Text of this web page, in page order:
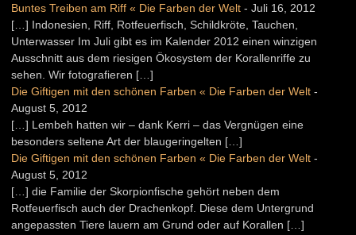
Buntes Treiben am Riff « Die Farben der Welt - Juli 16, 2012
[…] Indonesien, Riff, Rotfeuerfisch, Schildkröte, Tauchen,
Unterwasser Im Juli gibt es im Kalender 2012 einen winzigen
Ausschnitt aus dem riesigen Ökosystem der Korallenriffe zu
sehen. Wir fotografieren […]
Die Giftigen mit den schönen Farben « Die Farben der Welt -
August 5, 2012
[…] Lembeh hatten wir – dank Kerri – das Vergnügen eine
besonders seltene Art der blaugeringelten […]
Die Giftigen mit den schönen Farben « Die Farben der Welt -
August 5, 2012
[…] die Familie der Skorpionfische gehört neben dem
Rotfeuerfisch auch der Drachenkopf. Diese dem Untergrund
angepassten Tiere lauern am Grund oder auf Korallen […]